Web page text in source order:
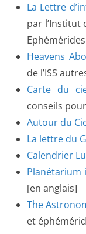
La Lettre
par l’Institut
Heavens
de l’ISS
Carte du
conseils
Autour du
La lettre du
Calendrier
Planétarium
[en anglais]
The
et